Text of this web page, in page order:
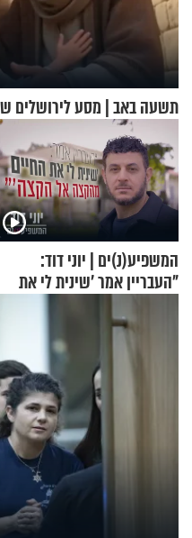
תשעה באב | מסע לירושלים
המשפיע(נ)ים | יוני דוד:
"העבריין אמר 'שינית לי את